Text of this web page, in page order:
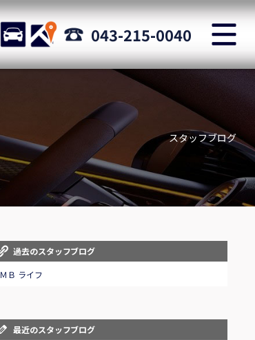
STOCK ACCESS 043-215-0040
お問い合わせ
自動車保険
Car insurance
スタッフblog
Staff blog
スタッフブログ
過去のスタッフブログ
ＭＢ ライフ
最近のスタッフブログ